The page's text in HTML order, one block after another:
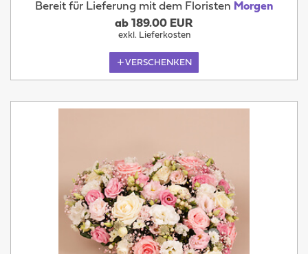
Bereit für Lieferung mit dem Floristen Morgen
ab 189.00 EUR
exkl. Lieferkosten
VERSCHENKEN